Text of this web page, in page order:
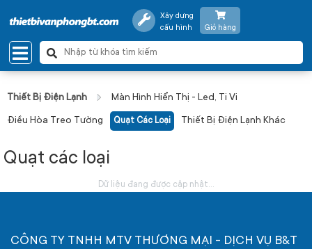
Xây dựng
cấu hình
Giỏ hàng
Thiết Bị Điện Lạnh Màn Hình Hiển Thị - Led, Ti Vi
Điều Hòa Treo Tường Quạt Các Loại Thiết Bị Điện Lạnh Khác
Quạt các loại
Dữ liệu đang được cập nhật...
CÔNG TY TNHH MTV THƯƠNG MẠI - DỊCH VỤ B&T